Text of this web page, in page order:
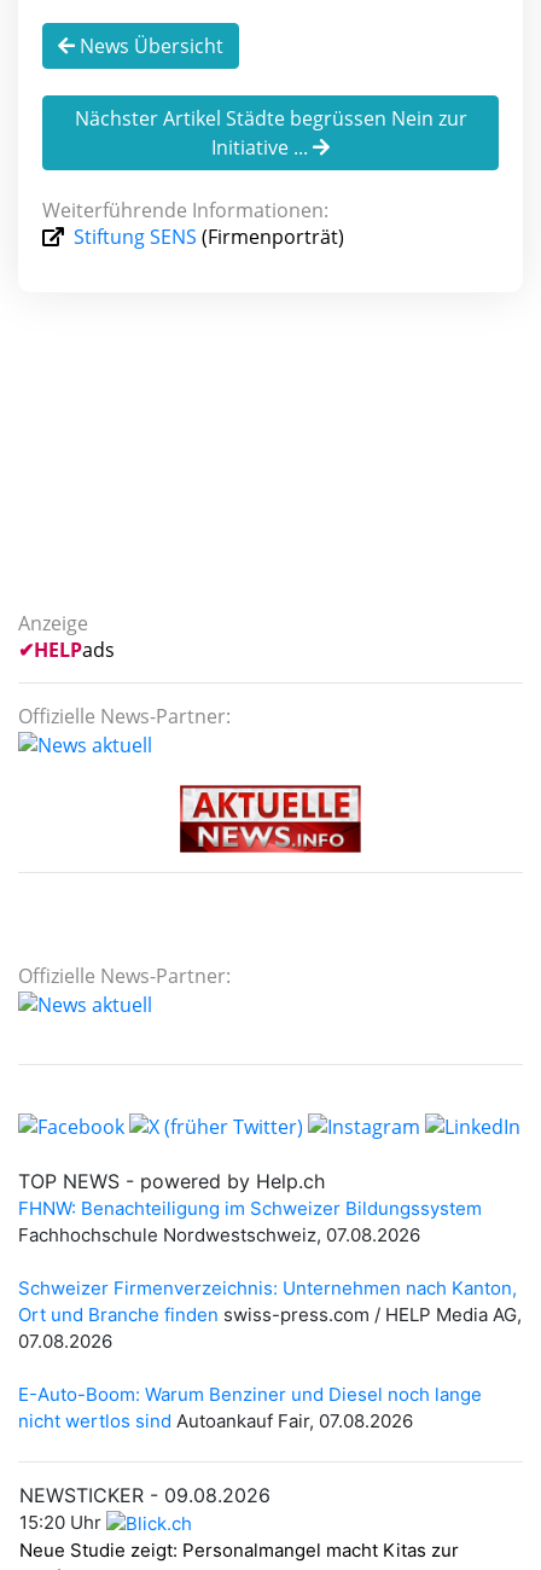
News Übersicht
Nächster Artikel Städte begrüssen Nein zur
Initiative ...
Weiterführende Informationen:
Stiftung SENS (Firmenporträt)
Anzeige
✔HELPads
Offizielle News-Partner:
Offizielle News-Partner: